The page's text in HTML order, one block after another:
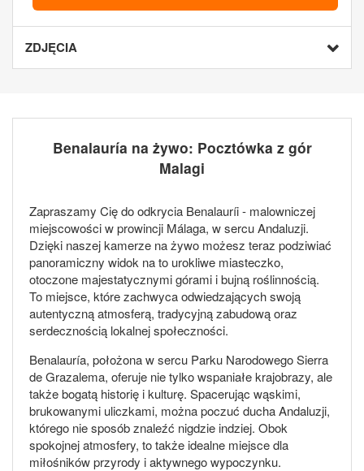
ZDJĘCIA
Benalauría na żywo: Pocztówka z gór
Malagi
Zapraszamy Cię do odkrycia Benalauríi - malowniczej
miejscowości w prowincji Málaga, w sercu Andaluzji.
Dzięki naszej kamerze na żywo możesz teraz podziwiać
panoramiczny widok na to urokliwe miasteczko,
otoczone majestatycznymi górami i bujną roślinnością.
To miejsce, które zachwyca odwiedzających swoją
autentyczną atmosferą, tradycyjną zabudową oraz
serdecznością lokalnej społeczności.
Benalauría, położona w sercu Parku Narodowego Sierra
de Grazalema, oferuje nie tylko wspaniałe krajobrazy, ale
także bogatą historię i kulturę. Spacerując wąskimi,
brukowanymi uliczkami, można poczuć ducha Andaluzji,
którego nie sposób znaleźć nigdzie indziej. Obok
spokojnej atmosfery, to także idealne miejsce dla
miłośników przyrody i aktywnego wypoczynku.